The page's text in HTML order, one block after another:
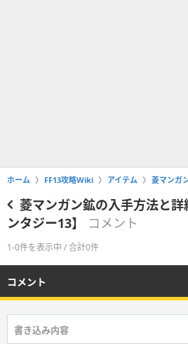
ホーム FF13攻略Wiki アイテム 菱マンガ
菱マンガン鉱の入手方法と
ンタジー13】
コメント
1-0件を表示中 / 合計0件
コメント